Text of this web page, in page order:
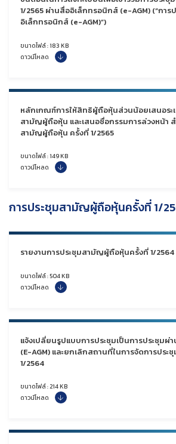
1/2565 ผ่านสื่ออิเล็กทรอนิกส์ (e-AGM) (“กา
อิเล็กทรอนิกส์ (e-AGM)”)
ขนาดไฟล์ : 183 KB
ดาวน์โหลด
หลักเกณฑ์การให้สิทธิผู้ถือหุ้นส่วนน้อยเสนอระเ
สามัญผู้ถือหุ้น และเสนอชื่อกรรมการล่วงหน้า
สามัญผู้ถือหุ้น ครั้งที่ 1/2565
ขนาดไฟล์ : 149 KB
ดาวน์โหลด
การประชุมสามัญผู้ถือหุ้นครั้งที่ 1/
รายงานการประชุมสามัญผู้ถือหุ้นครั้งที่ 1/2564
ขนาดไฟล์ : 504 KB
ดาวน์โหลด
แจ้งเปลี่ยนรูปแบบการประชุมเป็นการประชุมผ่
(E-AGM) และยกเลิกสถานที่ในการจัดการปร
1/2564
ขนาดไฟล์ : 214 KB
ดาวน์โหลด